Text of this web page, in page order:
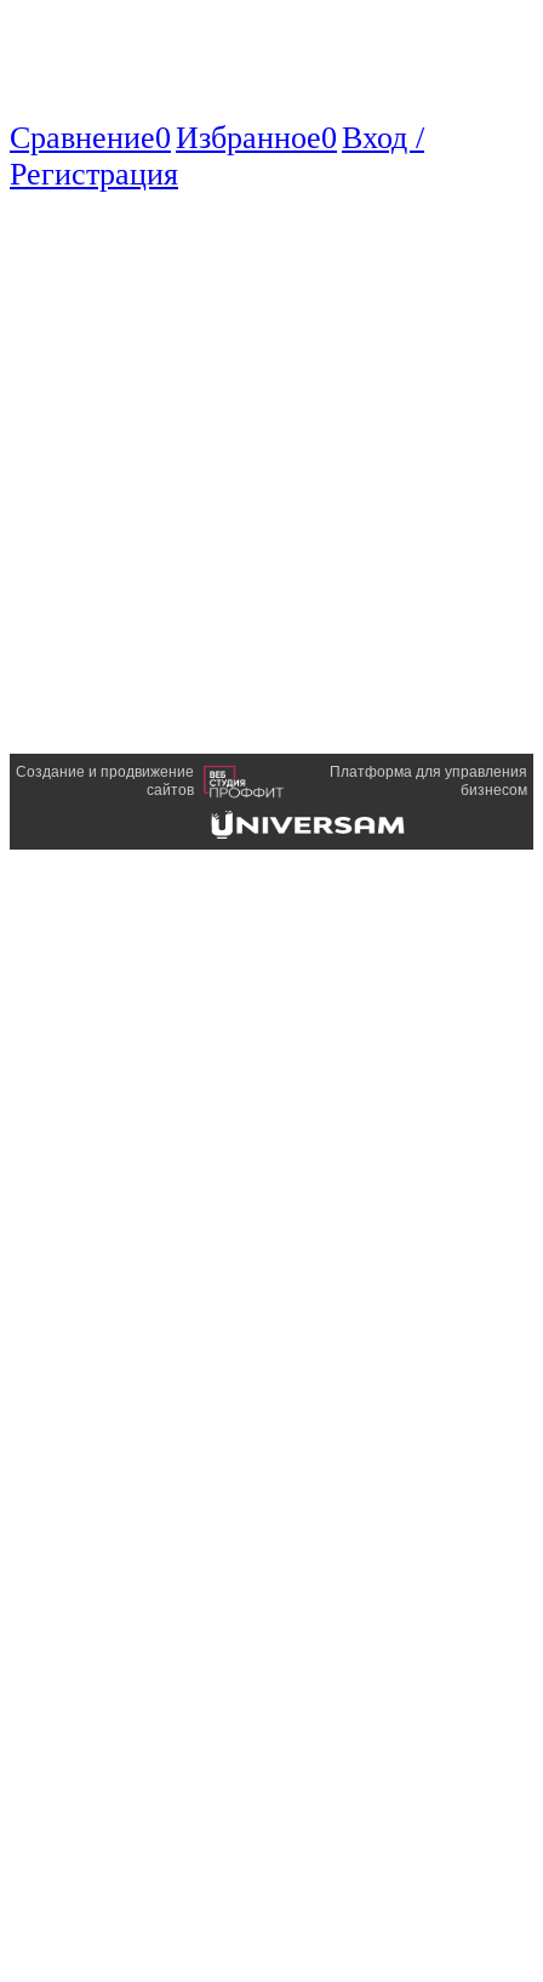
Сравнение0Избранное0Вход /
Регистрация
Создание и продвижение
сайтов
Платформа для управления
бизнесом